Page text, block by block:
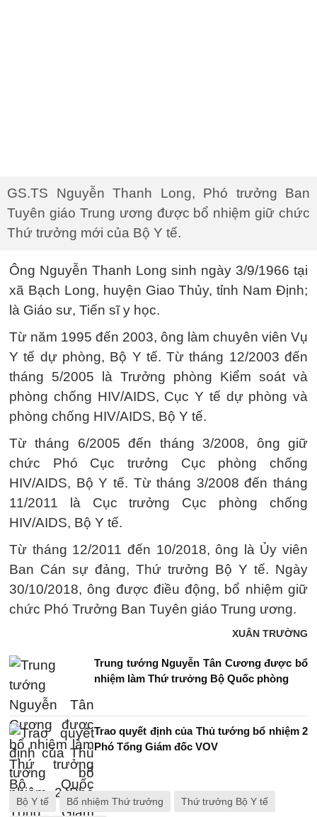
GS.TS Nguyễn Thanh Long, Phó trưởng Ban
Tuyên giáo Trung ương được bổ nhiệm giữ chức
Thứ trưởng mới của Bộ Y tế.
Ông Nguyễn Thanh Long sinh ngày 3/9/1966 tại
xã Bạch Long, huyện Giao Thủy, tỉnh Nam Định;
là Giáo sư, Tiến sĩ y học.
Từ năm 1995 đến 2003, ông làm chuyên viên Vụ
Y tế dự phòng, Bộ Y tế. Từ tháng 12/2003 đến
tháng 5/2005 là Trưởng phòng Kiểm soát và
phòng chống HIV/AIDS, Cục Y tế dự phòng và
phòng chống HIV/AIDS, Bộ Y tế.
Từ tháng 6/2005 đến tháng 3/2008, ông giữ
chức Phó Cục trưởng Cục phòng chống
HIV/AIDS, Bộ Y tế. Từ tháng 3/2008 đến tháng
11/2011 là Cục trưởng Cục phòng chống
HIV/AIDS, Bộ Y tế.
Từ tháng 12/2011 đến 10/2018, ông là Ủy viên
Ban Cán sự đảng, Thứ trưởng Bộ Y tế. Ngày
30/10/2018, ông được điều động, bổ nhiệm giữ
chức Phó Trưởng Ban Tuyên giáo Trung ương.
XUÂN TRƯỜNG
Trung tướng Nguyễn Tân Cương được bổ
nhiệm làm Thứ trưởng Bộ Quốc phòng
Trao quyết định của Thủ tướng bổ nhiệm 2
Phó Tổng Giám đốc VOV
Bộ Y tế Bổ nhiệm Thứ trưởng Thứ trưởng Bộ Y tế